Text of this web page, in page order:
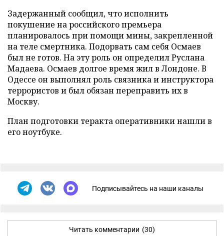
Задержанный сообщил, что исполнить
покушение на российского премьера
планировалось при помощи мины, закрепленной
на теле смертника. Подорвать сам себя Осмаев
был не готов. На эту роль он определил Руслана
Мадаева. Осмаев долгое время жил в Лондоне. В
Одессе он выполнял роль связника и инструктора
террористов и был обязан переправить их в
Москву.
План подготовки теракта оперативники нашли в
его ноутбуке.
Подписывайтесь на наши каналы
Читать комментарии (30)